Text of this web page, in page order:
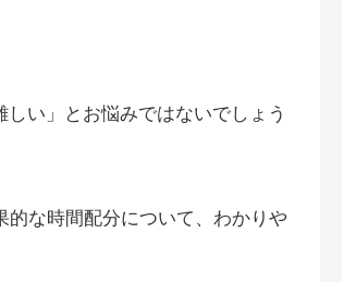
い」とお悩みではないでしょう
な時間配分について、わかりや